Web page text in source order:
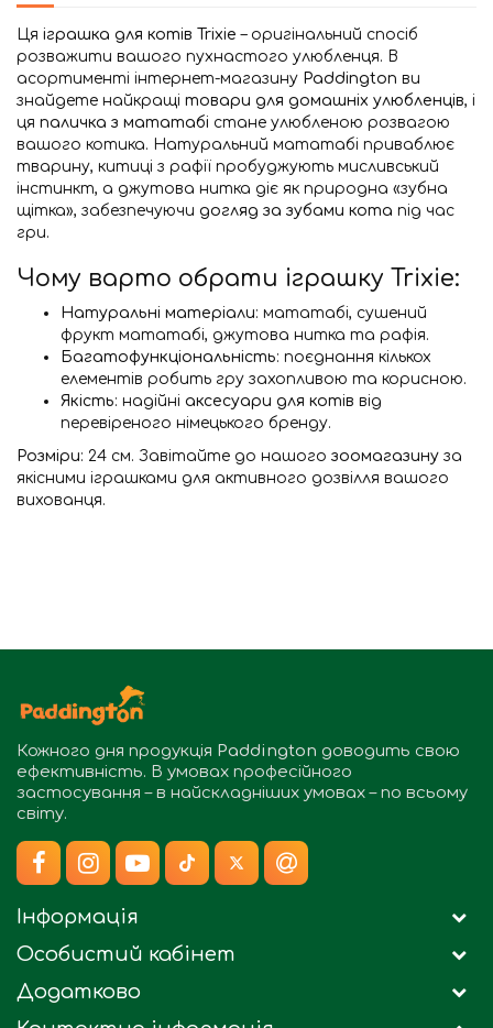
Ця іграшка для котів Trixie – оригінальний спосіб
розважити вашого пухнастого улюбленця. В
асортименті інтернет-магазину Paddington ви
знайдете найкращі товари для домашніх улюбленців, і
ця паличка з мататабі стане улюбленою розвагою
вашого котика. Натуральний мататабі приваблює
тварину, китиці з рафії пробуджують мисливський
інстинкт, а джутова нитка діє як природна «зубна
щітка», забезпечуючи догляд за зубами кота під час
гри.
Чому варто обрати іграшку Trixie:
Натуральні матеріали: мататабі, сушений
фрукт мататабі, джутова нитка та рафія.
Багатофункціональність: поєднання кількох
елементів робить гру захопливою та корисною.
Якість: надійні аксесуари для котів від
перевіреного німецького бренду.
Розміри: 24 см. Завітайте до нашого зоомагазину за
якісними іграшками для активного дозвілля вашого
вихованця.
Кожного дня продукція Paddington доводить свою
ефективність. В умовах професійного
застосування – в найскладніших умовах – по всьому
світу.
Інформація
Особистий кабінет
Додатково